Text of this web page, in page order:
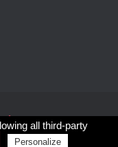
all third-party
Personalize